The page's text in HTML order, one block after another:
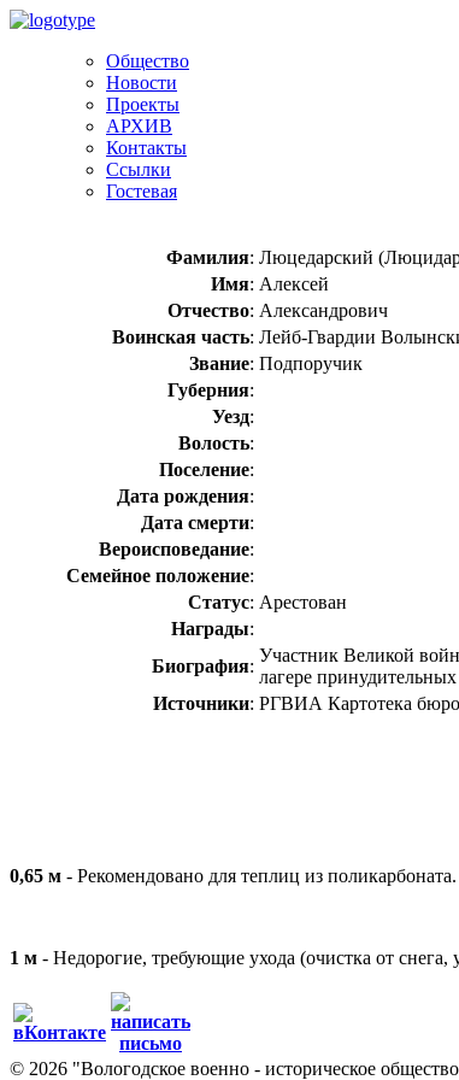
Общество
Новости
Проекты
АРХИВ
Контакты
Ссылки
Гостевая
Фамилия: Люцедарский
Имя: Алексей
Отчество: Александрович
Воинская часть: Лейб-Гвардии
Звание: Подпоручик
Губерния:
Уезд:
Волость:
Поселение:
Дата рождения:
Дата смерти:
Вероисповедание:
Семейное положение:
Статус: Арестован
Награды:
Биография:
Участник Великой
лагере
Источники: РГВИА Картотека
0,65 м - Рекомендовано для теплиц из
1 м - Недорогие, требующие ухода (очистка от
© 2026 "Вологодское военно - историческое